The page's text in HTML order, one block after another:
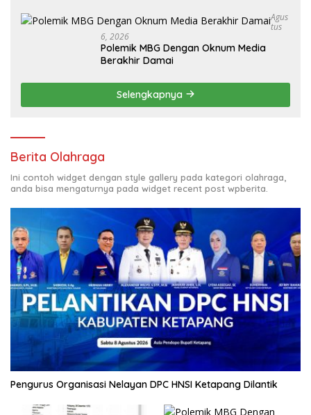
Agus
Tus
6, 2026
Polemik MBG Dengan Oknum Media
Berakhir Damai
Selengkapnya
Berita Olahraga
Ini contoh widget dengan style gallery pada kategori olahraga,
anda bisa mengaturnya pada widget recent post wpberita.
Pengurus Organisasi Nelayan DPC HNSI Ketapang Dilantik